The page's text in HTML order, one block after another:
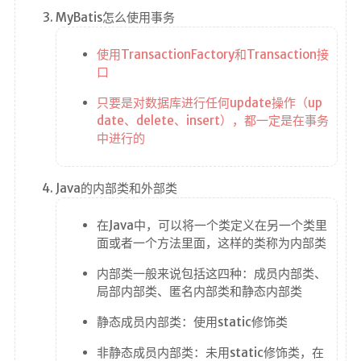
MyBatis怎么使用事务
使用TransactionFactory和Transaction接
口
只要是对数据库进行任何update操作（up
date、delete、insert），都一定是在事务
中进行的
Java的内部类和外部类
在Java中，可以将一个类定义在另一个类里
面或者一个方法里面，这样的类称为内部类
内部类一般来说包括这四种：成员内部类、
局部内部类、匿名内部类和静态内部类
静态成员内部类：使用static修饰类
非静态成员内部类：未用static修饰类，在